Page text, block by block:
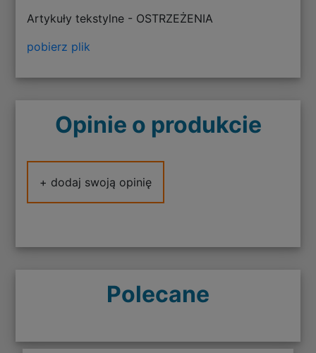
Artykuły tekstylne - OSTRZEŻENIA
pobierz plik
Opinie o produkcie
+ dodaj swoją opinię
Polecane